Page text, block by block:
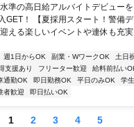
準の高日給アルバイトデビュー
GET！ 【夏採用スタート！警備
える楽しいイベントや連休も充
週1日からOK 副業・WワークOK
土日
支援あり フリーター歓迎 給料前払い
通勤OK 即日勤務OK 平日のみOK
学
者歓迎 即日払いOK
1 2 3 4 5